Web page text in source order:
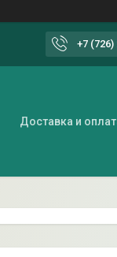
+7 (726)
Доставка и